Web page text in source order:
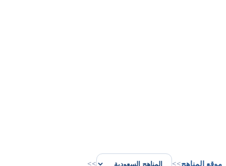
موقع المناهج>>
>>